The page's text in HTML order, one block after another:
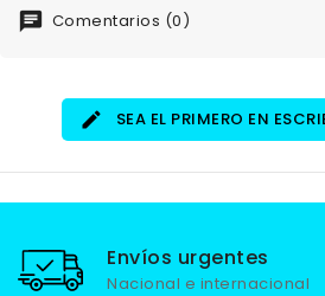
Comentarios (0)
SEA EL PRIMERO EN
Envíos urgentes
Nacional e internacional